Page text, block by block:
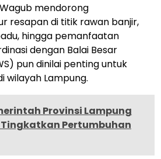
mendorong
resapan di titik rawan banjir,
hingga pemanfaatan
dengan Balai Besar
pun dinilai penting untuk
wilayah Lampung.
Provinsi Lampung
Tingkatkan Pertumbuhan